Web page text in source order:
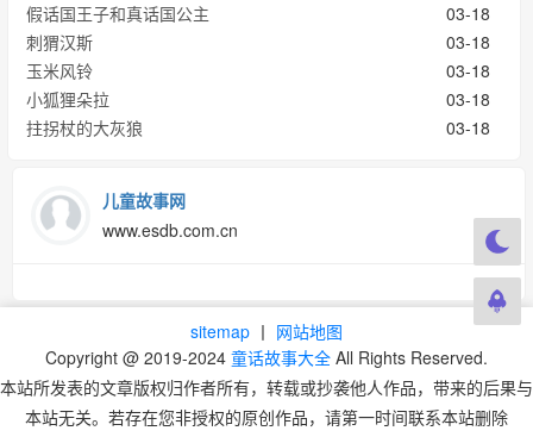
03-18
假话国王子和真话国公主
03-18
刺猬汉斯
03-18
玉米风铃
03-18
小狐狸朵拉
03-18
拄拐杖的大灰狼
儿童故事网
www.esdb.com.cn
sitemap 丨 网站地图
Copyright @ 2019-2024 童话故事大全 All Rights Reserved.
本站所发表的文章版权归作者所有，转载或抄袭他人作品，带来的后果与
本站无关。若存在您非授权的原创作品，请第一时间联系本站删除